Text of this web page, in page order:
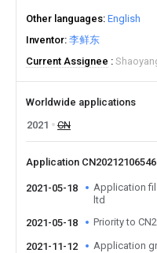
Other languages English
Inventor 李鲜东
Current Assignee
Worldwide applications
2021
CN
Application
2021-05-18
Application
ltd
2021-05-18
Priority to
2021-11-12 Application